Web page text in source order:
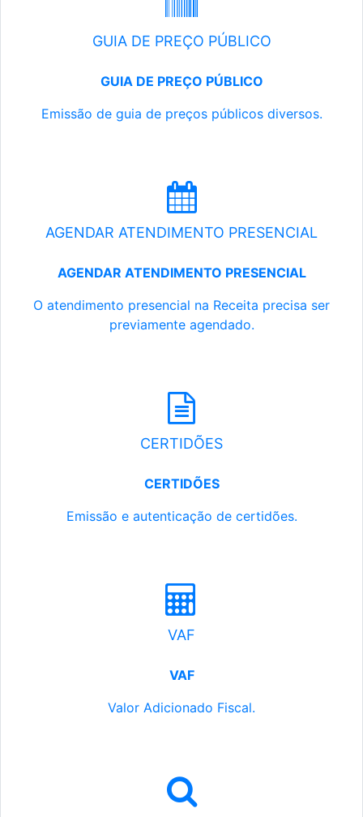
GUIA DE PREÇO PÚBLICO
GUIA DE PREÇO PÚBLICO
Emissão de guia de preços públicos diversos.
AGENDAR ATENDIMENTO PRESENCIAL
AGENDAR ATENDIMENTO PRESENCIAL
O atendimento presencial na Receita precisa ser
previamente agendado.
CERTIDÕES
CERTIDÕES
Emissão e autenticação de certidões.
VAF
VAF
Valor Adicionado Fiscal.